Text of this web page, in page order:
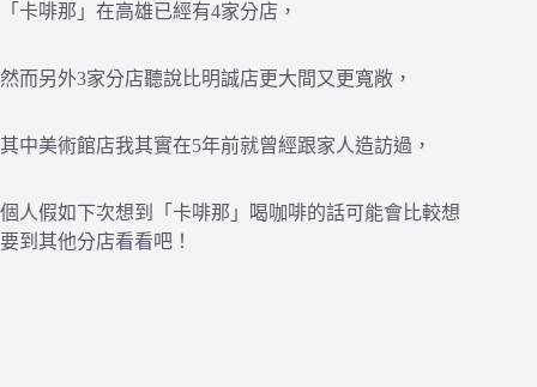
「卡啡那」在高雄已經有4家分店，
然而另外3家分店聽說比明誠店更大間又更寬敞，
其中美術館店我其實在5年前就曾經跟家人造訪過，
個人假如下次想到「卡啡那」喝咖啡的話可能會比較想
要到其他分店看看吧！